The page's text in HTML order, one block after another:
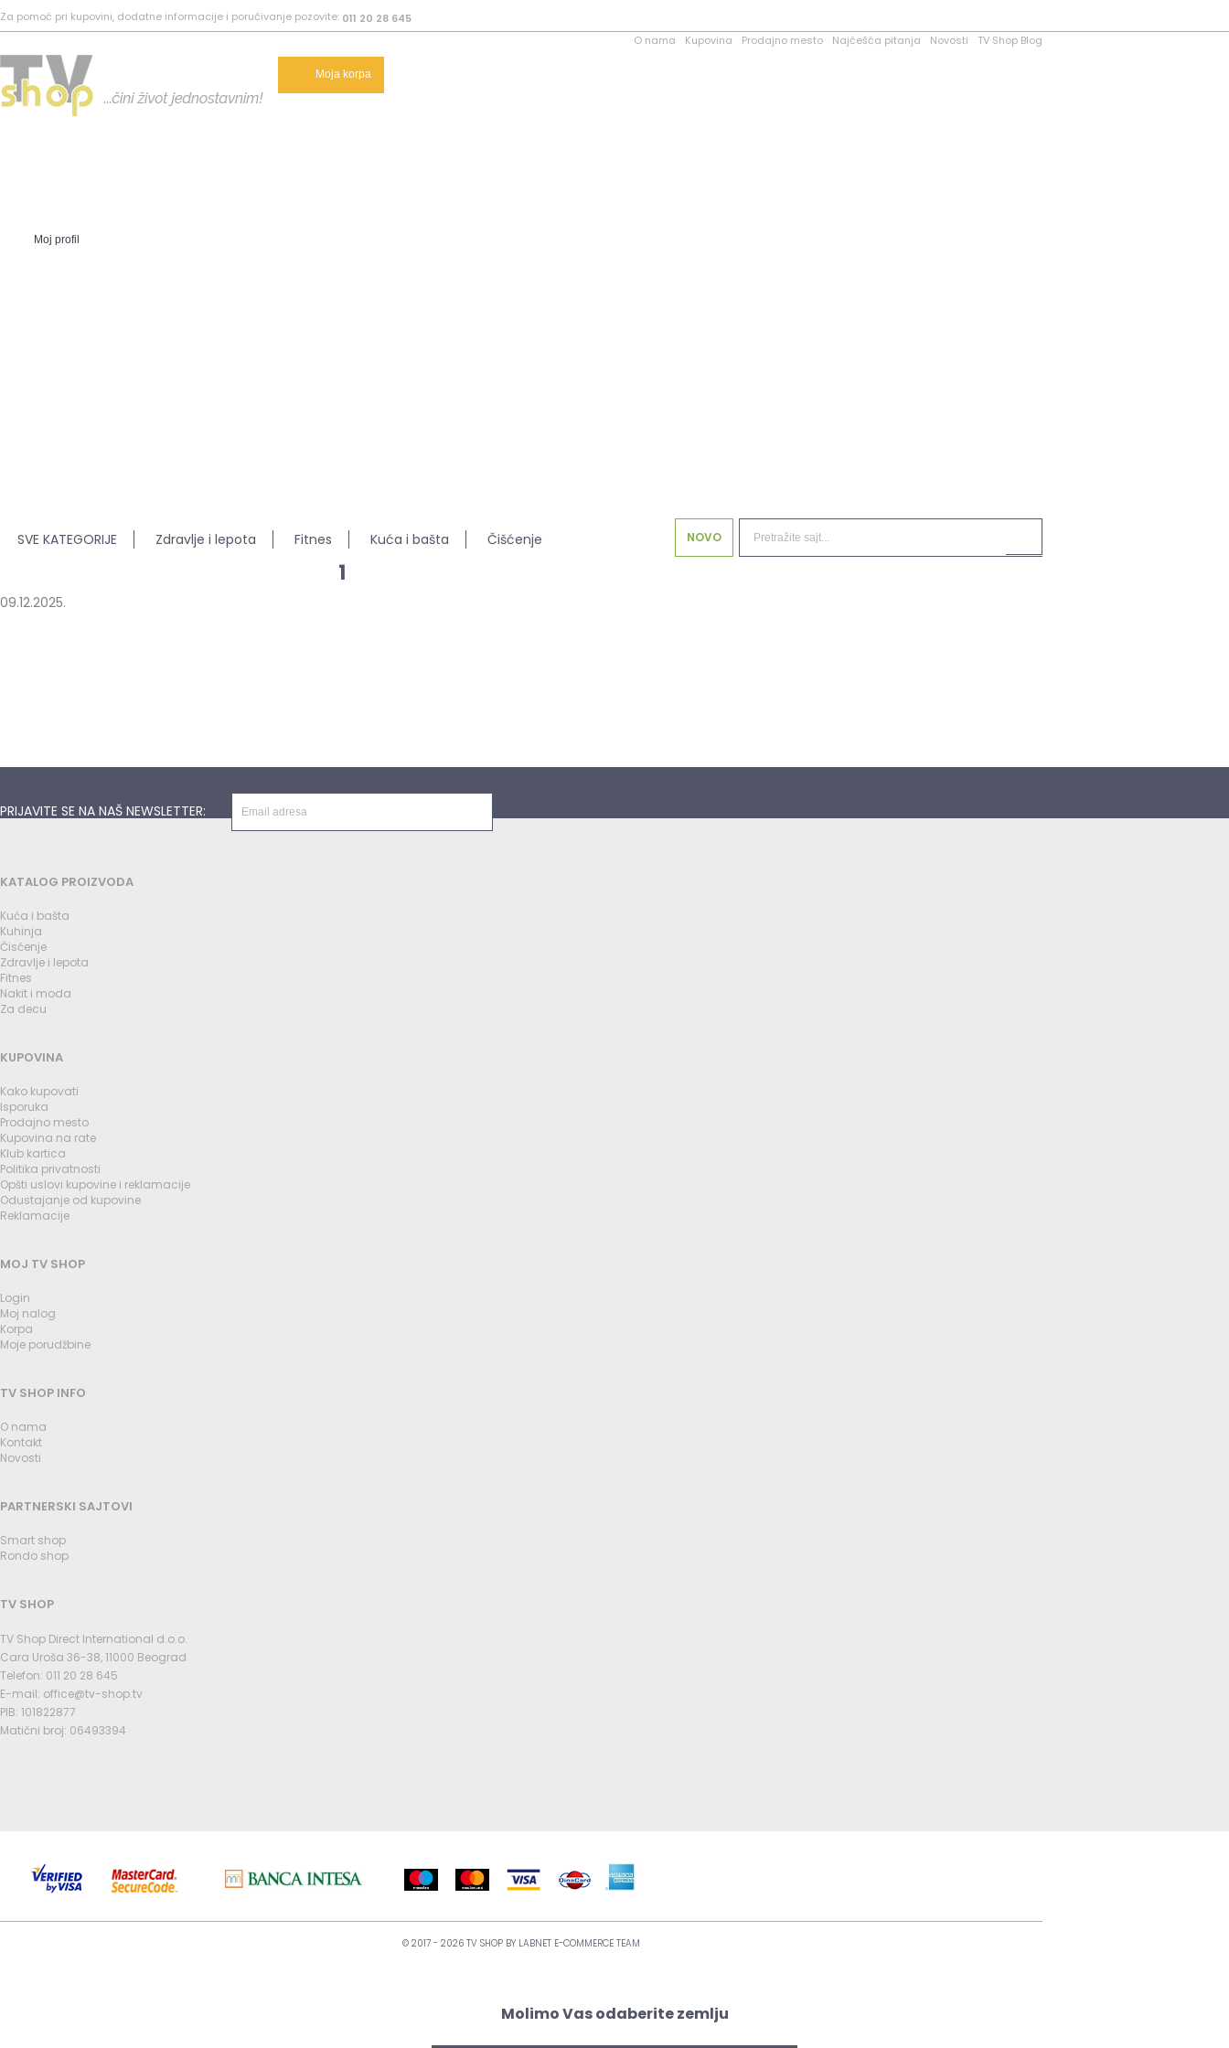
Za pomoć pri kupovini, dodatne informacije i poručivanje pozovite: 011 20 28 645
O nama
Kupovina Prodajno mesto Najčešća pitanja Novosti TV Shop Blog
Moj profil
SVE KATEGORIJE Zdravlje i lepota Fitnes Kuća i bašta Čišćenje NOVO
1
09.12.2025.
PRIJAVITE SE NA NAŠ NEWSLETTER:
KATALOG PROIZVODA
Kuća i bašta
Kuhinja
Čisćenje
Zdravlje i lepota
Fitnes
Nakit i moda
Za decu
KUPOVINA
Kako kupovati
Isporuka
Prodajno mesto
Kupovina na rate
Klub kartica
Politika privatnosti
Opšti uslovi kupovine i reklamacije
Odustajanje od kupovine
Reklamacije
MOJ TV SHOP
Login
Moj nalog
Korpa
Moje porudžbine
TV SHOP INFO
O nama
Kontakt
Novosti
PARTNERSKI SAJTOVI
Smart shop
Rondo shop
TV SHOP
TV Shop Direct International d.o.o.
Cara Uroša 36-38, 11000 Beograd
Telefon: 011 20 28 645
E-mail: office@tv-shop.tv
PIB: 101822877
Matični broj: 06493394
© 2017 - 2026 TV SHOP BY LABNET E-COMMERCE TEAM
Molimo Vas odaberite zemlju